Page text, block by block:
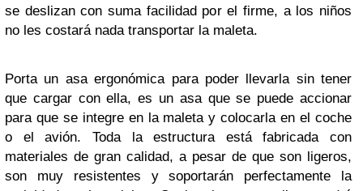
se deslizan con suma facilidad por el firme, a los niños
no les costará nada transportar la maleta.
Porta un asa ergonómica para poder llevarla sin tener
que cargar con ella, es un asa que se puede accionar
para que se integre en la maleta y colocarla en el coche
o el avión. Toda la estructura está fabricada con
materiales de gran calidad, a pesar de que son ligeros,
son muy resistentes y soportarán perfectamente la